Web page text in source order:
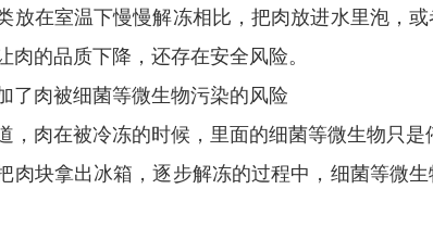
放在室温下慢慢解冻相比，把肉放进水里泡，
肉的品质下降，还存在安全风险。
了肉被细菌等微生物污染的风险
，肉在被冷冻的时候，里面的细菌等微生物只是
肉块拿出冰箱，逐步解冻的过程中，细菌等微